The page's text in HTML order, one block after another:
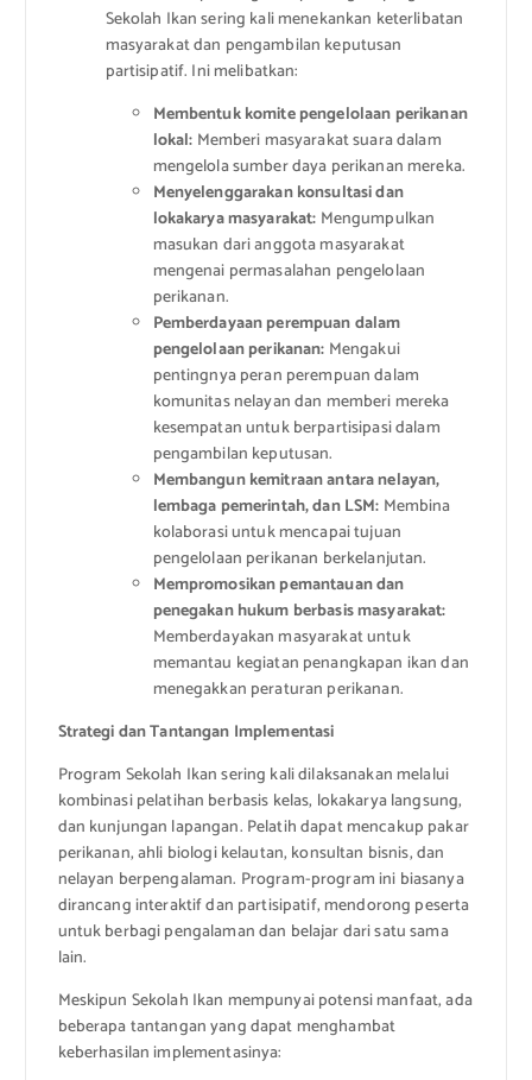
Sekolah Ikan sering kali menekankan keterlibatan
masyarakat dan pengambilan keputusan
partisipatif. Ini melibatkan:
Membentuk komite pengelolaan perikanan
lokal: Memberi masyarakat suara dalam
mengelola sumber daya perikanan mereka.
Menyelenggarakan konsultasi dan
lokakarya masyarakat: Mengumpulkan
masukan dari anggota masyarakat
mengenai permasalahan pengelolaan
perikanan.
Pemberdayaan perempuan dalam
pengelolaan perikanan: Mengakui
pentingnya peran perempuan dalam
komunitas nelayan dan memberi mereka
kesempatan untuk berpartisipasi dalam
pengambilan keputusan.
Membangun kemitraan antara nelayan,
lembaga pemerintah, dan LSM: Membina
kolaborasi untuk mencapai tujuan
pengelolaan perikanan berkelanjutan.
Mempromosikan pemantauan dan
penegakan hukum berbasis masyarakat:
Memberdayakan masyarakat untuk
memantau kegiatan penangkapan ikan dan
menegakkan peraturan perikanan.
Strategi dan Tantangan Implementasi
Program Sekolah Ikan sering kali dilaksanakan melalui
kombinasi pelatihan berbasis kelas, lokakarya langsung,
dan kunjungan lapangan. Pelatih dapat mencakup pakar
perikanan, ahli biologi kelautan, konsultan bisnis, dan
nelayan berpengalaman. Program-program ini biasanya
dirancang interaktif dan partisipatif, mendorong peserta
untuk berbagi pengalaman dan belajar dari satu sama
lain.
Meskipun Sekolah Ikan mempunyai potensi manfaat, ada
beberapa tantangan yang dapat menghambat
keberhasilan implementasinya: